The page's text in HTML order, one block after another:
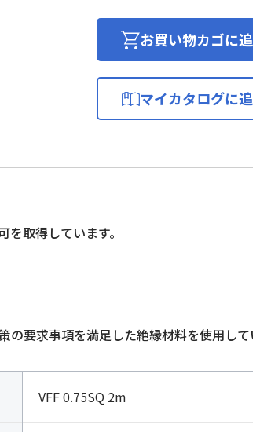
付
お買い物カゴに
マイカタログに
取得しています。
の要求事項を満足した絶縁材料を使用して
VFF 0.75SQ 2m